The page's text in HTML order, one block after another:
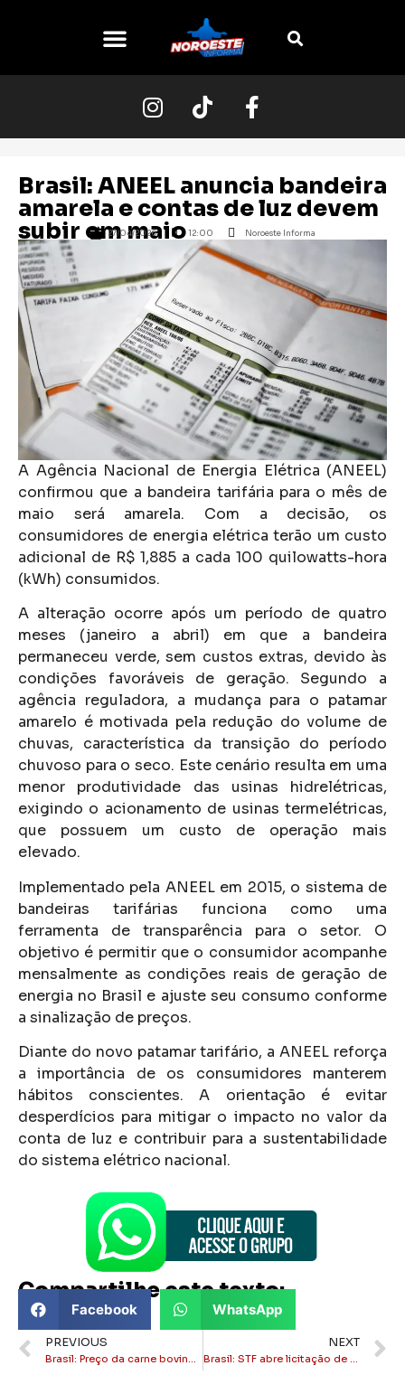
Brasil: ANEEL anuncia bandeira
amarela e contas de luz devem
subir em maio
27/04/2026 12:00 Noroeste Informa
A Agência Nacional de Energia Elétrica (ANEEL)
confirmou que a bandeira tarifária para o mês de
maio será amarela. Com a decisão, os
consumidores de energia elétrica terão um custo
adicional de R$ 1,885 a cada 100 quilowatts-hora
(kWh) consumidos.
A alteração ocorre após um período de quatro
meses (janeiro a abril) em que a bandeira
permaneceu verde, sem custos extras, devido às
condições favoráveis de geração. Segundo a
agência reguladora, a mudança para o patamar
amarelo é motivada pela redução do volume de
chuvas, característica da transição do período
chuvoso para o seco. Este cenário resulta em uma
menor produtividade das usinas hidrelétricas,
exigindo o acionamento de usinas termelétricas,
que possuem um custo de operação mais
elevado.
Implementado pela ANEEL em 2015, o sistema de
bandeiras tarifárias funciona como uma
ferramenta de transparência para o setor. O
objetivo é permitir que o consumidor acompanhe
mensalmente as condições reais de geração de
energia no Brasil e ajuste seu consumo conforme
a sinalização de preços.
Diante do novo patamar tarifário, a ANEEL reforça
a importância de os consumidores manterem
hábitos conscientes. A orientação é evitar
desperdícios para mitigar o impacto no valor da
conta de luz e contribuir para a sustentabilidade
do sistema elétrico nacional.
Compartilhe este texto:
Facebook WhatsApp
PREVIOUS
Brasil: Preço da carne bovina atinge recorde histórico em abril, aponta CEPEA
NEXT
Brasil: STF abre licitação de R$ 250 mil para monitorar críticas nas redes sociais